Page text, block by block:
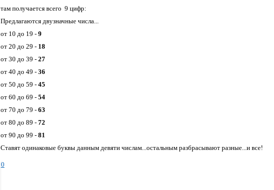
там получается всего 9 цифр:
Предлагаются двузначные числа...
от 10 до 19 - 9
от 20 до 29 - 18
от 30 до 39 - 27
от 40 до 49 - 36
от 50 до 59 - 45
от 60 до 69 - 54
от 70 до 79 - 63
от 80 до 89 - 72
от 90 до 99 - 81
Ставят одинаковые буквы данным девяти числам...остальным разбрасывают разные...и все!
0